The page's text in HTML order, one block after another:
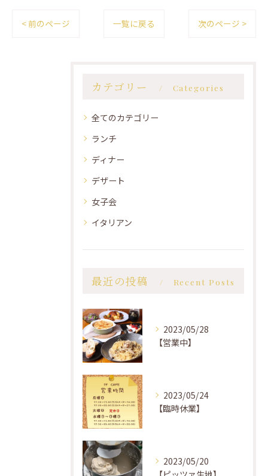
< 前のページ 一覧に戻る 次のページ >
カテゴリー Categories
全てのカテゴリー
ランチ
ディナー
デザート
女子会
イタリアン
最近の投稿 Recent Posts
2023/05/28
【営業中】
2023/05/24
【臨時休業】
2023/05/20